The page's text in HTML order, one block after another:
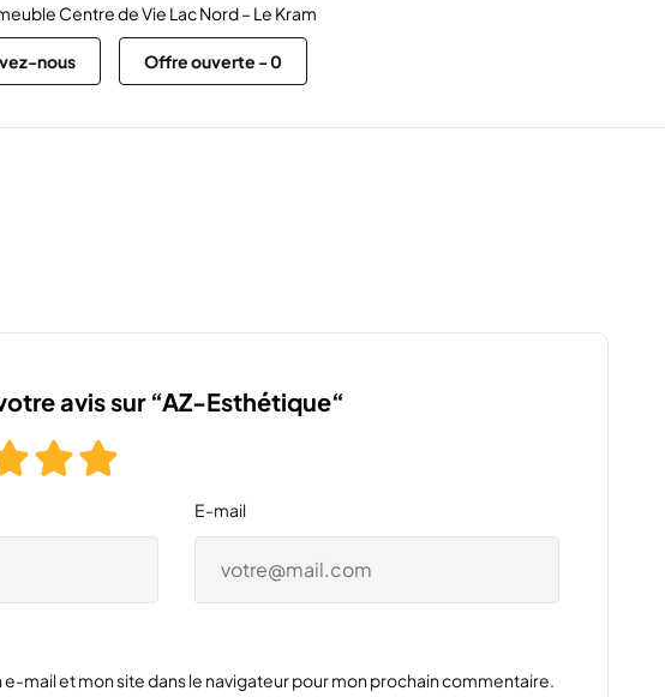
Centre de Vie Lac Nord – Le Kram
nous Offre ouverte -0
avis sur “AZ-Esthétique“
E-mail
mail et mon site dans le navigateur pour mon prochain commentaire.